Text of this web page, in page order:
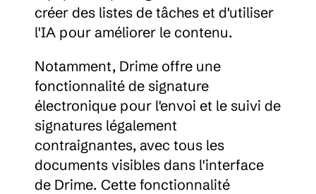
créer des listes de tâches et d'utiliser
l'IA pour améliorer le contenu.
Notamment, Drime offre une
fonctionnalité de signature
électronique pour l'envoi et le suivi de
signatures légalement
contraignantes, avec tous les
documents visibles dans l'interface
de Drime. Cette fonctionnalité